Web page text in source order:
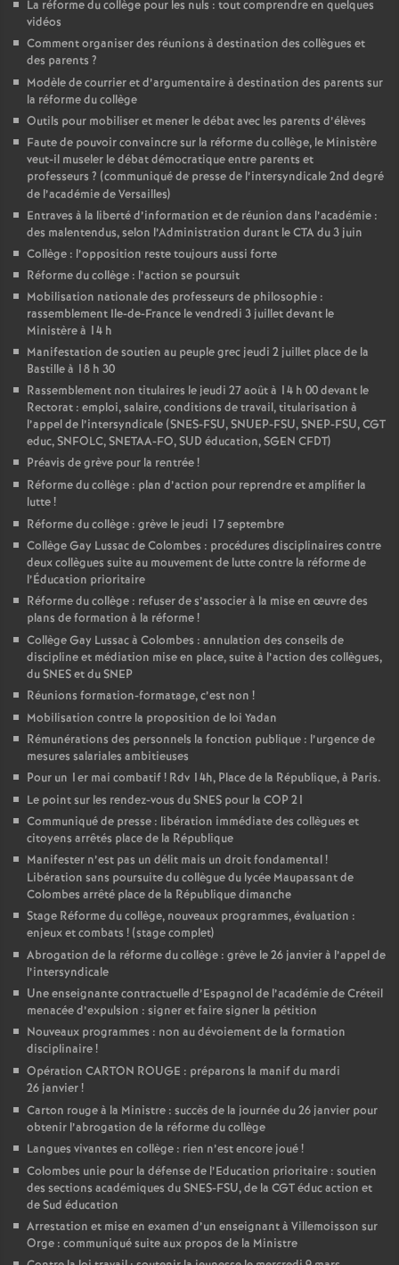
La réforme du collège pour les nuls : tout comprendre en quelques
vidéos
Comment organiser des réunions à destination des collègues et
des parents ?
Modèle de courrier et d’argumentaire à destination des parents sur
la réforme du collège
Outils pour mobiliser et mener le débat avec les parents d’élèves
Faute de pouvoir convaincre sur la réforme du collège, le Ministère
veut-il museler le débat démocratique entre parents et
professeurs ? (communiqué de presse de l’intersyndicale 2nd degré
de l’académie de Versailles)
Entraves à la liberté d’information et de réunion dans l’académie :
des malentendus, selon l’Administration durant le CTA du 3 juin
Collège : l’opposition reste toujours aussi forte
Réforme du collège : l’action se poursuit
Mobilisation nationale des professeurs de philosophie :
rassemblement Ile-de-France le vendredi 3 juillet devant le
Ministère à 14 h
Manifestation de soutien au peuple grec jeudi 2 juillet place de la
Bastille à 18 h 30
Rassemblement non titulaires le jeudi 27 août à 14 h 00 devant le
Rectorat : emploi, salaire, conditions de travail, titularisation à
l’appel de l’intersyndicale (SNES-FSU, SNUEP-FSU, SNEP-FSU, CGT
educ, SNFOLC, SNETAA-FO, SUD éducation, SGEN CFDT)
Préavis de grève pour la rentrée!
Réforme du collège : plan d’action pour reprendre et amplifier la
lutte!
Réforme du collège : grève le jeudi 17 septembre
Collège Gay Lussac de Colombes : procédures disciplinaires contre
deux collègues suite au mouvement de lutte contre la réforme de
l’Éducation prioritaire
Réforme du collège : refuser de s’associer à la mise en œuvre des
plans de formation à la réforme!
Collège Gay Lussac à Colombes : annulation des conseils de
discipline et médiation mise en place, suite à l’action des collègues,
du SNES et du SNEP
Réunions formation-formatage, c’est non !
Mobilisation contre la proposition de loi Yadan
Rémunérations des personnels la fonction publique : l’urgence de
mesures salariales ambitieuses
Pour un 1er mai combatif! Rdv 14h, Place de la République, à Paris.
Le point sur les rendez-vous du SNES pour la COP 21
Communiqué de presse : libération immédiate des collègues et
citoyens arrêtés place de la République
Manifester n’est pas un délit mais un droit fondamental!
Libération sans poursuite du collègue du lycée Maupassant de
Colombes arrêté place de la République dimanche
Stage Réforme du collège, nouveaux programmes, évaluation :
enjeux et combats ! (stage complet)
Abrogation de la réforme du collège : grève le 26 janvier à l’appel de
l’intersyndicale
Une enseignante contractuelle d’Espagnol de l’académie de Créteil
menacée d’expulsion : signer et faire signer la pétition
Nouveaux programmes : non au dévoiement de la formation
disciplinaire!
Opération CARTON ROUGE : préparons la manif du mardi
26 janvier!
Carton rouge à la Ministre : succès de la journée du 26 janvier pour
obtenir l’abrogation de la réforme du collège
Langues vivantes en collège : rien n’est encore joué!
Colombes unie pour la défense de l’Education prioritaire : soutien
des sections académiques du SNES-FSU, de la CGT éduc action et
de Sud éducation
Arrestation et mise en examen d’un enseignant à Villemoisson sur
Orge : communiqué suite aux propos de la Ministre